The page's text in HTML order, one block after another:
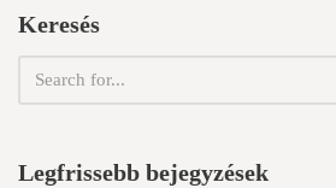
Keresés
Legfrissebb bejegyzések